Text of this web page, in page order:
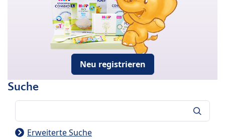
Neu registrieren
Suche
Erweiterte Suche